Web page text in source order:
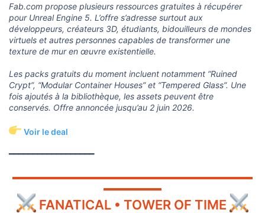
Fab.com propose plusieurs ressources gratuites à récupérer
pour Unreal Engine 5. L’offre s’adresse surtout aux
développeurs, créateurs 3D, étudiants, bidouilleurs de mondes
virtuels et autres personnes capables de transformer une
texture de mur en œuvre existentielle.
Les packs gratuits du moment incluent notamment “Ruined
Crypt”, “Modular Container Houses” et “Tempered Glass”. Une
fois ajoutés à la bibliothèque, les assets peuvent être
conservés. Offre annoncée jusqu’au 2 juin 2026.
Voir le deal
━━━━━━━━━━━━━━━━━━
▬▬▬▬▬▬▬▬▬▬▬▬▬▬▬▬▬▬▬▬▬▬▬▬▬▬▬▬▬
▬▬▬▬▬▬▬
FANATICAL • TOWER OF TIME